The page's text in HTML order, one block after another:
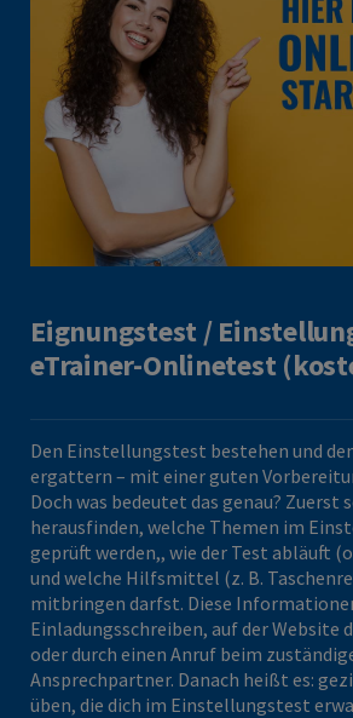
Eignungstest /
eTrainer-Onlinetest
Den Einstellungstest bestehen und
ergattern – mit einer guten
Doch was bedeutet das genau? Zuerst
herausfinden, welche Themen im
geprüft werden,, wie der Test abläuft
und welche Hilfsmittel (z. B.
mitbringen darfst. Diese
Einladungsschreiben, auf der Website
oder durch einen Anruf beim
Ansprechpartner. Danach heißt es:
üben, die dich im Einstellungstest